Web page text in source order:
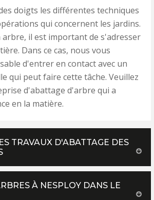
doigts les différentes techniques
qui concernent les jardins.
il est important de s'adresser
Dans ce cas, nous vous
d'entrer en contact avec un
qui peut faire cette tâche. Veuillez
d'abattage d'arbre qui a
en la matière.
TRAVAUX D'ABATTAGE DES
À NESPLOY DANS LE